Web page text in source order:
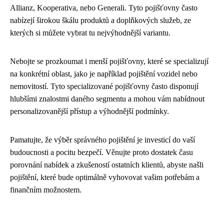
Allianz, Kooperativa, nebo Generali. Tyto pojišťovny často
nabízejí širokou škálu produktů a doplňkových služeb, ze
kterých si můžete vybrat tu nejvýhodnější variantu.
Nebojte se prozkoumat i menší pojišťovny, které se specializují
na konkrétní oblast, jako je například pojištění vozidel nebo
nemovitostí. Tyto specializované pojišťovny často disponují
hlubšími znalostmi daného segmentu a mohou vám nabídnout
personalizovanější přístup a výhodnější podmínky.
Pamatujte, že výběr správného pojištění je investicí do vaší
budoucnosti a pocitu bezpečí. Věnujte proto dostatek času
porovnání nabídek a zkušeností ostatních klientů, abyste našli
pojištění, které bude optimálně vyhovovat vašim potřebám a
finančním možnostem.